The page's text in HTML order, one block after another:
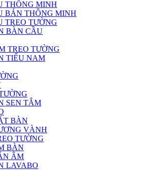
THÔNG MINH
BÁN THÔNG MINH
TREO TƯỜNG
BÀN CẦU
TREO TƯỜNG
TIỂU NAM
SEN TẮM
BÀN
VÀNH
TƯỜNG
BÀN
ÂM
LAVABO